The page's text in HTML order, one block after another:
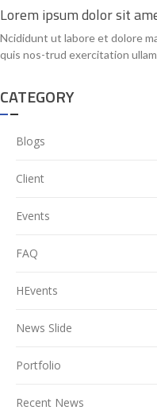
Lorem ipsum dolor sit
Ncididunt ut labore et dolore
quis nos-trud exercitation
CATEGORY
Blogs
Client
Events
FAQ
HEvents
News Slide
Portfolio
Recent News